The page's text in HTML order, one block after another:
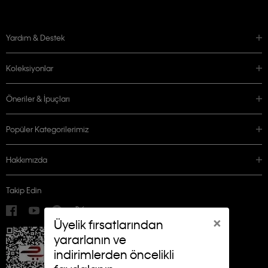
×
Üyelik fırsatlarından
yararlanın ve
indirimlerden öncelikli
Yardım & Destek
Koleksiyonlar
Öneriler & İpuçları
Popüler Kategorilerimiz
Hakkımızda
Takip Edin